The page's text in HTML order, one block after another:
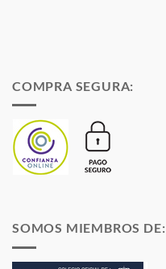
COMPRA SEGURA:
SOMOS MIEMBROS DE: